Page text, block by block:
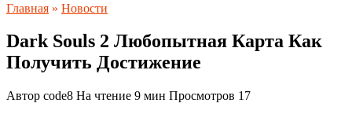
Главная » Новости
Dark Souls 2 Любопытная Карта Как
Получить Достижение
Автор code8 На чтение 9 мин Просмотров 17